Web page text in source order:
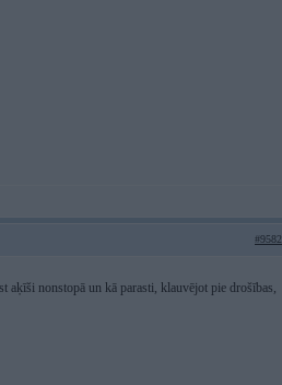
#9582
aķīši nonstopā un kā parasti, klauvējot pie drošības,